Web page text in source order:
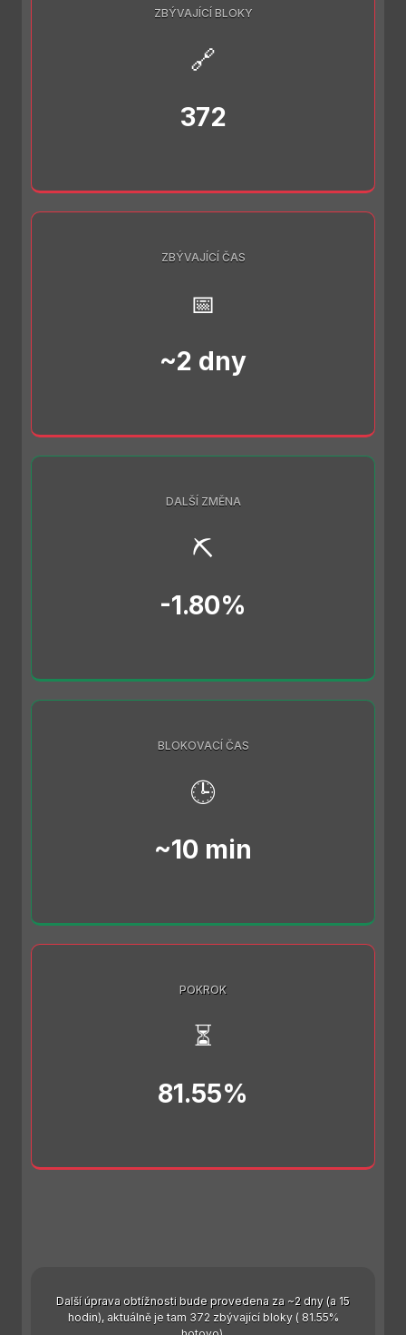
ZBÝVAJÍCÍ BLOKY
🔗
372
ZBÝVAJÍCÍ ČAS
📅
~2 dny
DALŠÍ ZMĚNA
⛏️
-1.80%
BLOKOVACÍ ČAS
🕒
~10 min
POKROK
⏳
81.55%
Další úprava obtížnosti bude provedena za ~2 dny (a 15
hodin), aktuálně je tam 372 zbývající bloky ( 81.55%